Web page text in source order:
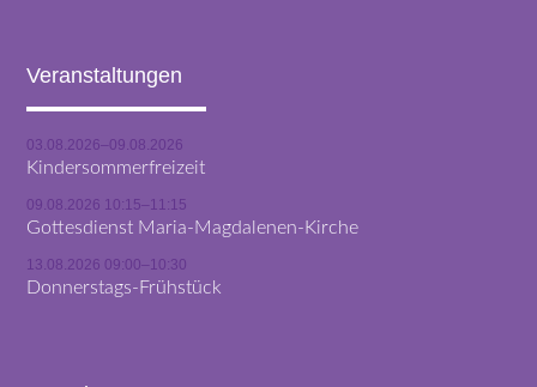
Veranstaltungen
03.08.2026–09.08.2026
Kindersommerfreizeit
09.08.2026 10:15–11:15
Gottesdienst Maria-Magdalenen-Kirche
13.08.2026 09:00–10:30
Donnerstags-Frühstück